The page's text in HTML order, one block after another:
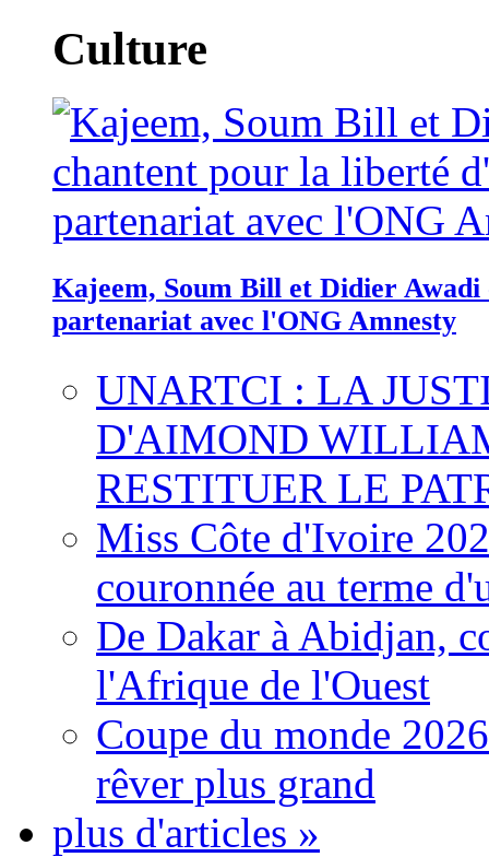
Culture
Kajeem, Soum Bill et Didier
partenariat avec l'ONG Amnesty
UNARTCI : LA
D'AIMOND
RESTITUER LE
Miss Côte d'Ivoire
couronnée au terme
De Dakar à Abidjan,
l'Afrique de l'Ouest
Coupe du monde
rêver plus grand
plus d'articles »